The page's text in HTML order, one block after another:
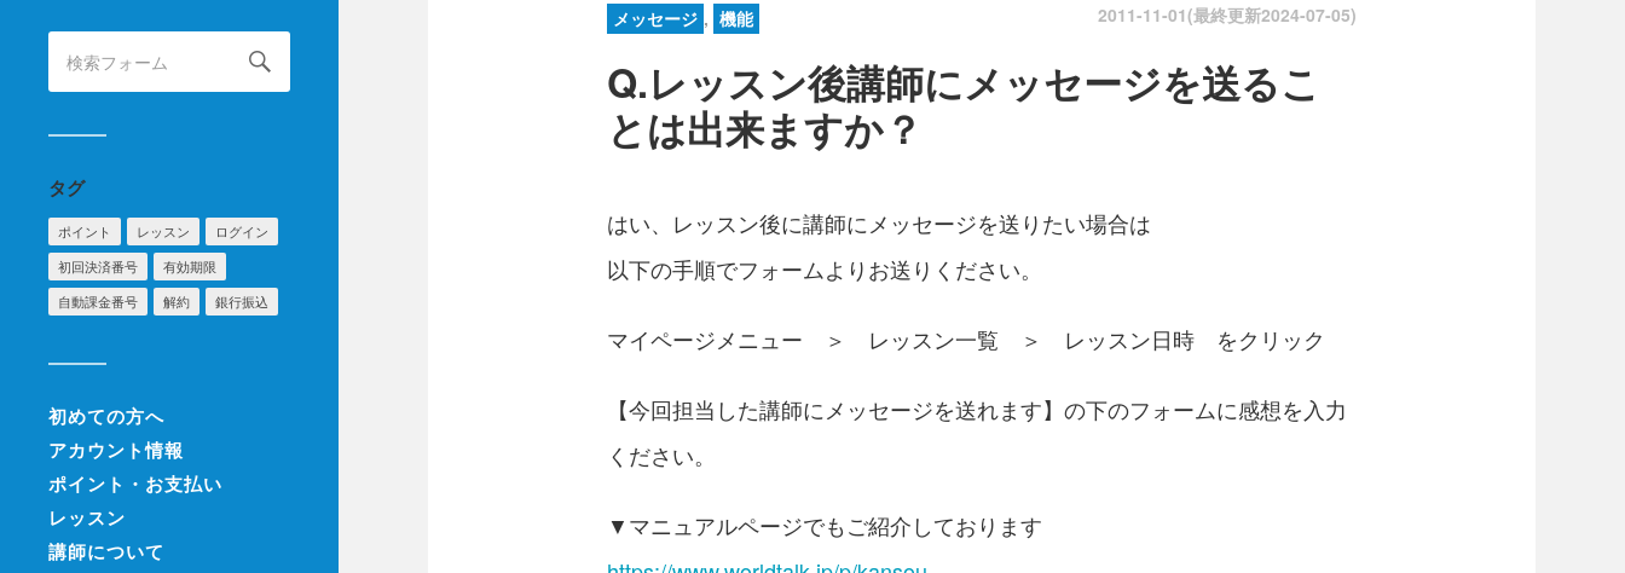
タグ
ポイント レッスン
ログイン
初回決済番号
有効期限
自動課金番号
解約 銀行振込
初めての方へ
アカウント情報
ポイント・お支払い
レッスン
講師について
メッセージ , 機能 2011-11-01(最終更新2024-07-05)
Q.レッスン後講師にメッセージを送るこ
とは出来ますか？
はい、レッスン後に講師にメッセージを送りたい場合は
以下の手順でフォームよりお送りください。
マイページメニュー ＞ レッスン一覧 ＞ レッスン日時 をクリック
【今回担当した講師にメッセージを送れます】の下のフォームに感想を入力
ください。
▼マニュアルページでもご紹介しております